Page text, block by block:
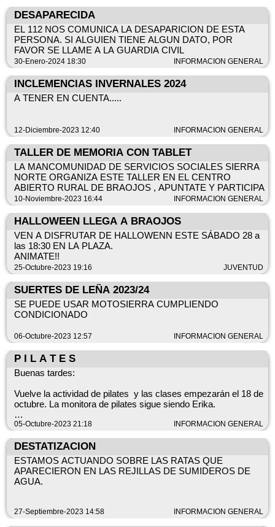
DESAPARECIDA
EL 112 NOS COMUNICA LA DESAPARICION DE ESTA
PERSONA. SI ALGUIEN TIENE ALGUN DATO, POR
FAVOR SE LLAME A LA GUARDIA CIVIL
30-Enero-2024 18:30 INFORMACION GENERAL
INCLEMENCIAS INVERNALES 2024
A TENER EN CUENTA.....
12-Diciembre-2023 12:40 INFORMACION GENERAL
TALLER DE MEMORIA CON TABLET
LA MANCOMUNIDAD DE SERVICIOS SOCIALES SIERRA
NORTE ORGANIZA ESTE TALLER EN EL CENTRO
ABIERTO RURAL DE BRAOJOS , APUNTATE Y PARTICIPA
10-Noviembre-2023 16:44 INFORMACION GENERAL
HALLOWEEN LLEGA A BRAOJOS
VEN A DISFRUTAR DE HALLOWENN ESTE SÁBADO 28 a
las 18:30 EN LA PLAZA.
ANIMATE!!
25-Octubre-2023 19:16 JUVENTUD
SUERTES DE LEÑA 2023/24
SE PUEDE USAR MOTOSIERRA CUMPLIENDO
CONDICIONADO
06-Octubre-2023 12:57 INFORMACION GENERAL
P I L A T E S
Buenas tardes:
Vuelve la actividad de pilates y las clases empezarán el 18 de
octubre. La monitora de pilates sigue siendo Erika.
Apuntaros ......
05-Octubre-2023 21:18 INFORMACION GENERAL
DESTATIZACION
ESTAMOS ACTUANDO SOBRE LAS RATAS QUE
APARECIERON EN LAS REJILLAS DE SUMIDEROS DE
AGUA.
27-Septiembre-2023 14:58 INFORMACION GENERAL